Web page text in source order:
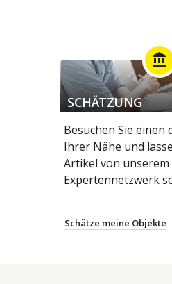
account_balance
SCHÄTZUNG
Besuchen Sie einen
Ihrer Nähe und
Artikel von unserem
Expertennetzwerk
Schätze meine Objekte